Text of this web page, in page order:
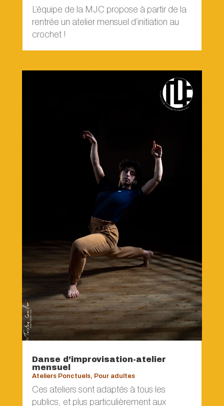
L’équipe de la MJC propose à partir de la
rentrée un atelier mensuel d’initiation au
crochet !
Danse d’improvisation-atelier
mensuel
Ateliers Ponctuels, Pour adultes
Ces ateliers sont adaptés à tous les
publics, et plus particulièrement aux